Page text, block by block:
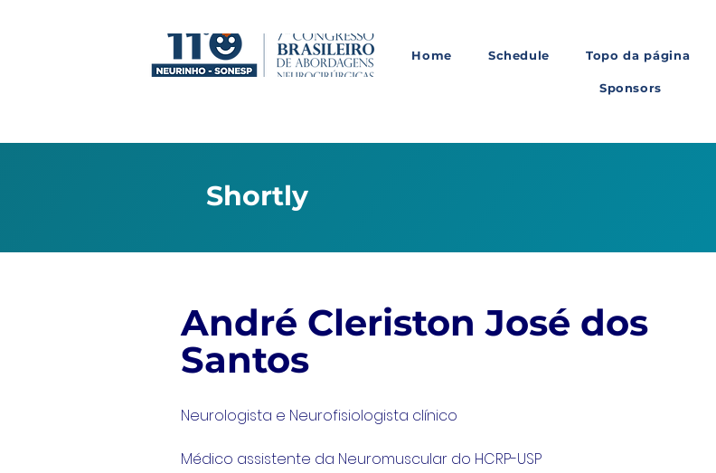
Home Schedule Topo da página
Sponsors
André Cleriston José dos
Santos
Neurologista e Neurofisiologista clínico
Médico assistente da Neuromuscular do HCRP-USP
Shortly